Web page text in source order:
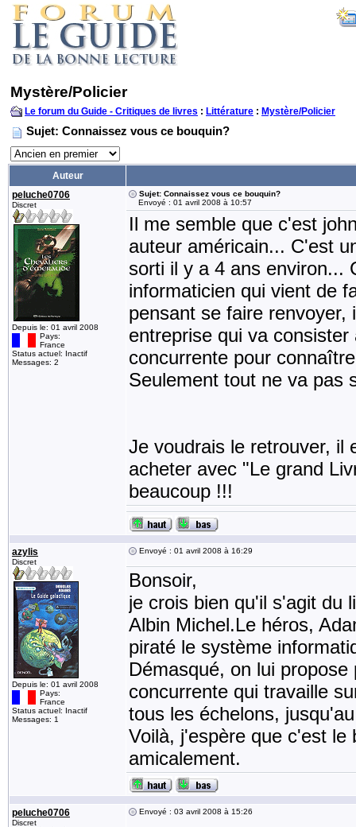
Mystère/Policier
Le forum du Guide - Critiques de livres : Littérature : Mystère/Policier
Sujet: Connaissez vous ce bouquin?
Auteur
peluche0706
Discret
Depuis le: 01 avril 2008
Pays:
France
Status actuel: Inactif
Messages: 2
Sujet: Connaissez vous ce bouquin?
Envoyé : 01 avril 2008 à 10:57
Il me semble que c'est
auteur américain... C'est
sorti il y a 4 ans environ...
informaticien qui vient de
pensant se faire
entreprise qui va
concurrente pour
Seulement tout ne va pas
Je voudrais le retrouver, il
acheter avec "Le grand
beaucoup !!!
azylis
Discret
Depuis le: 01 avril 2008
Pays:
France
Status actuel: Inactif
Messages: 1
Envoyé : 01 avril 2008 à 16:29
Bonsoir,
je crois bien qu'il s'agit du
Albin Michel.Le héros,
piraté le système
Démasqué, on lui
concurrente qui travaille
tous les échelons,
Voilà, j'espère que c'est le
amicalement.
peluche0706
Discret
Envoyé : 03 avril 2008 à 15:26